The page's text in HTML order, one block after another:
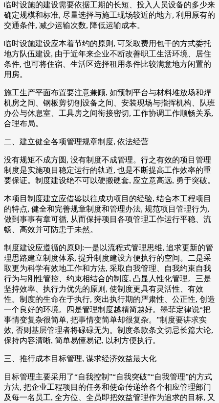
临时设施的建设需要依据工期的长短、投入人员设备的多少来
确定规模和标准, 尽量选择与施工现场较近的地方, 利用原有的
交通条件, 减少运输次数, 降低运输成本。
临时设施建设应本着节约的原则, 可采取费用包干的方式委托
地方队伍建设, 由于近年来企业不断改善职工生活环境、居住
条件, 也可将住宿、生活区选择租用条件比较满意地方闲置的
用房。
施工生产平面布置要注意兼顾, 如预制平台与材料堆放场和焊
机房之间、钢板剪切刨设备之间、安装现场与指挥机构、队班
办公与休息室、工具房之间衔接密切, 工作协调工作顺畅关系,
合理布局。
二、建立健全各项管理规章制度, 依法经营
没有规矩不成方圆, 没有制度不成管理。行之有效的项目管理
制度是实施项目稳定运行的轨道, 也是不断提高工作效率的重
要保证。制度建设绝不可以硬搬硬套, 应立意高远, 勇于突破。
本项目制度建立应借鉴以往成功项目的经验, 结合本工程项目
的特点, 健全和完善规章制度和管理办法, 规范项目管理行为,
做到事事有章可循, 从而保持项目各项管理工作运行平稳、流
畅、高效并可防患于未然。
制度建设应遵循的原则:一是以流程式管理思维, 追求更新的管
理思路建立制度体系, 提升制度建设方便执行的空间。二是采
取更为科学有效地工作和方法, 采取自我管理、自我约束自我
行为与刚性管控、约束相结合的制度, 凸显人性化管理。三是
坚持效率、执行力优先的原则, 使制度更具有灵活性、有效
性。制度的生命在于执行, 突出执行期的严肃性、公正性, 创造
一个良好的环境。四是管理制度越精简越好。墨菲定律说“把
事情变复杂很简单, 把事情变简单却很复杂。”制度要讲求实
效, 否则基层管理者将碌碌无为。制度条款条文切忌长篇大论,
保持内容清晰, 简单易懂易记, 以利方便执行。
三、推行成本目标管理, 谋求经济效益最大化
目标管理主要采用了“自我控制”“自我突破”“自我管理”的方式
方法, 把企业工程项目的任务和使命传递给各个相应管理部门
及每一名员工, 全方位、全员即把效益管理作为追求的目标, 又